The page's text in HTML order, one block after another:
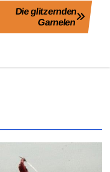
Die glitzernden
Garnelen